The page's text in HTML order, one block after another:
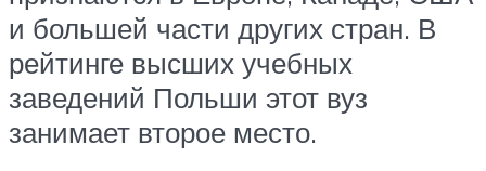
и большей части других стран. В
рейтинге высших учебных
заведений Польши этот вуз
занимает второе место.